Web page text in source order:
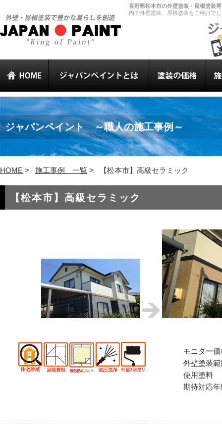
長野県松本市の外壁塗装・屋根塗装
内で外壁塗装、屋根塗装をご検討で
ジャパンペイント ～職人の施工事例～
HOME > 施工事例 一覧 > 【松本市】高級セラミック
【松本市】高級セラミック
モニター価
外壁塗装範
使用塗料
期待対応年